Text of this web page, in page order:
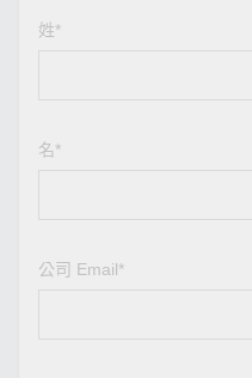
於我們
姓*
名*
公司 Email*